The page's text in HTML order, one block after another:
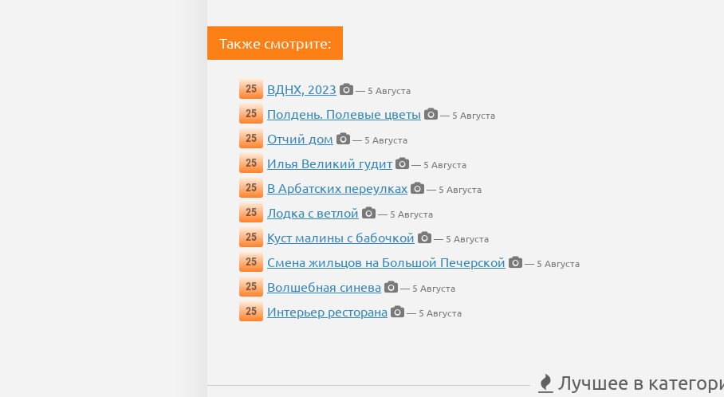
Также смотрите:
25 ВДНХ, 2023
— 5 Августа
25
Полдень. Полевые цветы
— 5 Августа
25
Отчий дом
— 5 Августа
25
Илья Великий гудит
— 5 Августа
25
В Арбатских переулках
— 5 Августа
25
Лодка с ветлой
— 5 Августа
25
Куст малины с бабочкой
— 5 Августа
25
Смена жильцов на Большой Печерской
— 5 Августа
25
Волшебная синева
— 5 Августа
25
Интерьер ресторана — 5 Августа
Лучшее в